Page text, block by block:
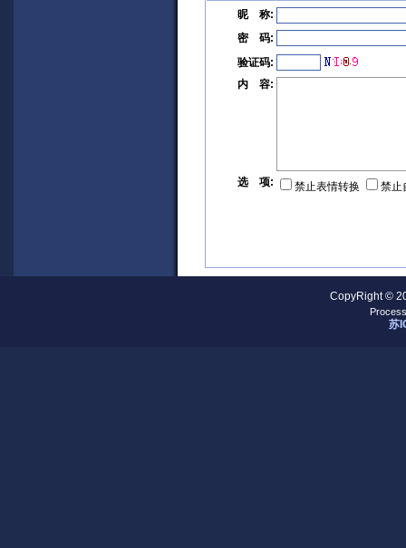
昵 称:
密 码:
验证码:
内 容:
选 项: 禁止表情转换 禁止
CopyRight ©
苏